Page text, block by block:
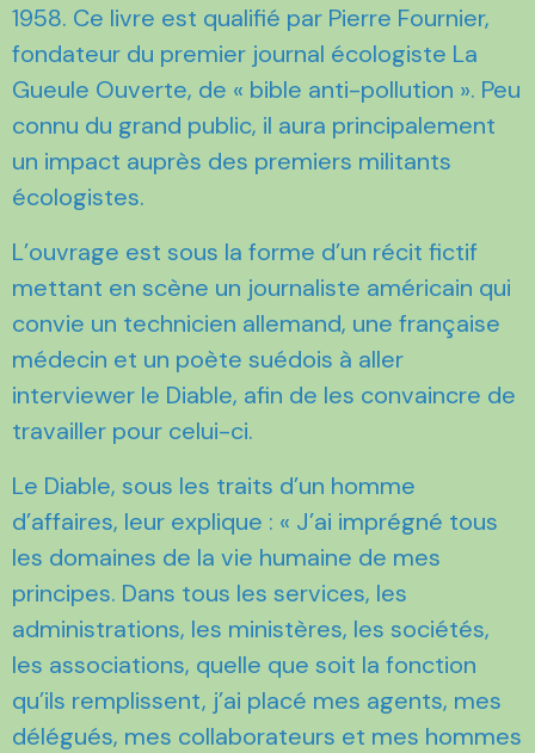
1958. Ce livre est qualifié par Pierre Fournier,
fondateur du premier journal écologiste La
Gueule Ouverte, de « bible anti-pollution ». Peu
connu du grand public, il aura principalement
un impact auprès des premiers militants
écologistes.
L’ouvrage est sous la forme d’un récit fictif
mettant en scène un journaliste américain qui
convie un technicien allemand, une française
médecin et un poète suédois à aller
interviewer le Diable, afin de les convaincre de
travailler pour celui-ci.
Le Diable, sous les traits d’un homme
d’affaires, leur explique : « J’ai imprégné tous
les domaines de la vie humaine de mes
principes. Dans tous les services, les
administrations, les ministères, les sociétés,
les associations, quelle que soit la fonction
qu’ils remplissent, j’ai placé mes agents, mes
délégués, mes collaborateurs et mes hommes